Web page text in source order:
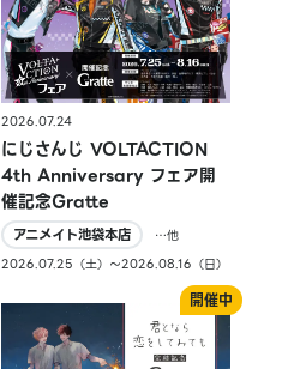
2026.07.24
にじさんじ VOLTACTION
4th Anniversary フェア開
催記念Gratte
アニメイト池袋本店
…他
2026.07.25（土）〜2026.08.16（日）